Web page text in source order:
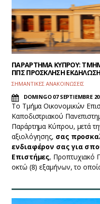
ΠΑΡΑΡΤΗΜΑ ΚΥΠΡΟΥ:
ΠΠΣ ΠΡΟΣΚΛΗΣΗ
ΣΗΜΑΝΤΙΚΕΣ ΑΝΑΚΟΙΝΩΣΕΙΣ
DOMINGO 07 SEPTIEMBRE
Το Τμήμα Οικονομικών
Καποδιστριακού
Παράρτημα Κύπρου, μετά
αξιολόγησης, σας
ενδιαφέρον σας για
Επιστήμες, Προπτυχιακό
οκτώ (8) εξαμήνων, το